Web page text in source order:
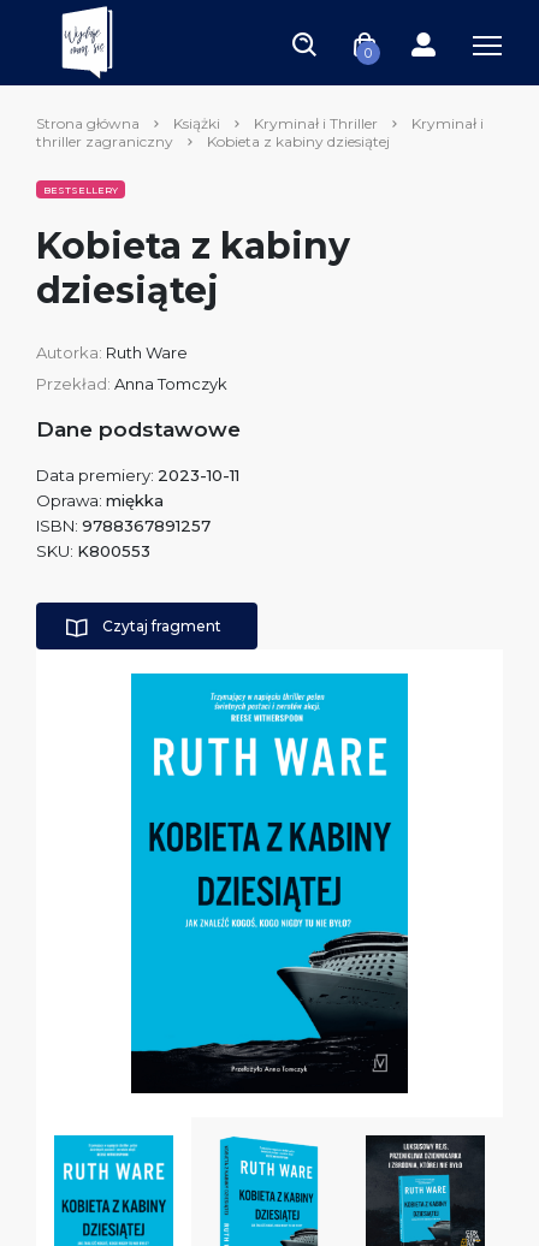
0
Strona główna Książki Kryminał i Thriller
Kryminał i
thriller zagraniczny
Kobieta z kabiny dziesiątej
BESTSELLERY
Kobieta z kabiny
dziesiątej
Autorka: Ruth Ware
Przekład: Anna Tomczyk
Dane podstawowe
Data premiery: 2023-10-11
Oprawa: miękka
ISBN: 9788367891257
SKU: K800553
Czytaj fragment